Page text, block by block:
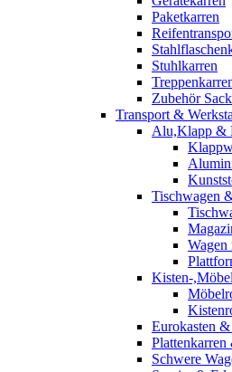
Paketkarren
Stuhlkarren
Zubehör
Transport &
Alu,Klapp &
Tischwagen
Wagen
Kisten-
Eurokasten
Plattenkarren
Schwere